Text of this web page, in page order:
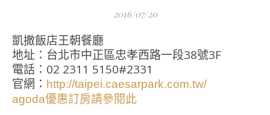
2016/07/20
凱撒飯店王朝餐廳
地址：台北市中正區忠孝西路一段38號3F
電話：02 2311 5150#2331
官網： http://taipei.caesarpark.com.tw/
agoda優惠訂房請參閱此